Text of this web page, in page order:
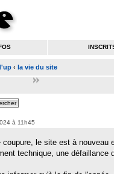
‹ la vie du site
à 11h45
le site est à nouveau
technique, une